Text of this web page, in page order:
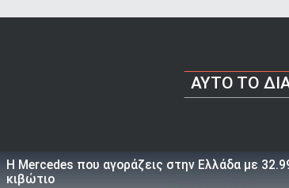
AYTO TO
Η Mercedes που αγοράζεις στην Ελλάδα με
κιβώτιο